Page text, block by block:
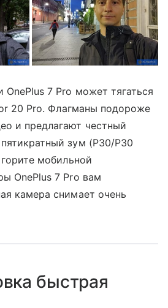
OnePlus 7 Pro может тягаться
20 Pro. Флагманы подороже
и предлагают честный
зум (P30/P30
мобильной
OnePlus 7 Pro вам
камера снимает очень
быстрая